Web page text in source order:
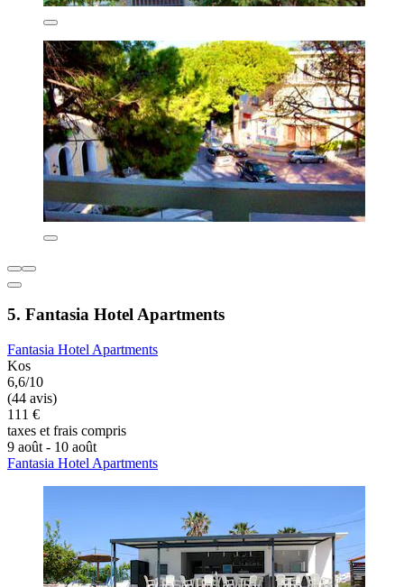
5. Fantasia Hotel Apartments
Fantasia Hotel Apartments
Kos
6,6/10
(44 avis)
111 €
taxes et frais compris
9 août - 10 août
Fantasia Hotel Apartments